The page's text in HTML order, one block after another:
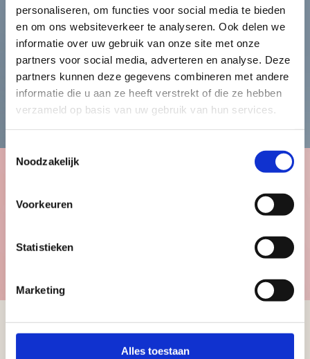
personaliseren, om functies voor social media te bieden
en om ons websiteverkeer te analyseren. Ook delen we
informatie over uw gebruik van onze site met onze
partners voor social media, adverteren en analyse. Deze
partners kunnen deze gegevens combineren met andere
informatie die u aan ze heeft verstrekt of die ze hebben
verzameld op basis van uw gebruik van hun services.
Toestemmingsselectie
Noodzakelijk
Voorkeuren
Statistieken
Marketing
Alles toestaan
Heren
Bekijk de herencollectie
Kinderen